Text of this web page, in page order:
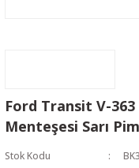
Ford Transit V-
Menteşesi Sarı
Stok Kodu